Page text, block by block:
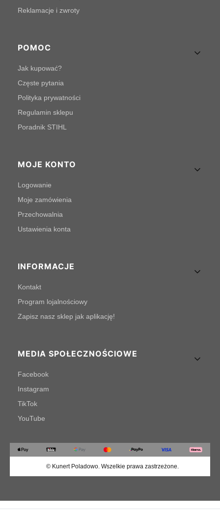
Reklamacje i zwroty
POMOC
Jak kupować?
Częste pytania
Polityka prywatności
Regulamin sklepu
Poradnik STIHL
MOJE KONTO
Logowanie
Moje zamówienia
Przechowalnia
Ustawienia konta
INFORMACJE
Kontakt
Program lojalnościowy
Zapisz nasz sklep jak aplikację!
MEDIA SPOŁECZNOŚCIOWE
Facebook
Instagram
TikTok
YouTube
© Kunert Poladowo. Wszelkie prawa zastrzeżone.